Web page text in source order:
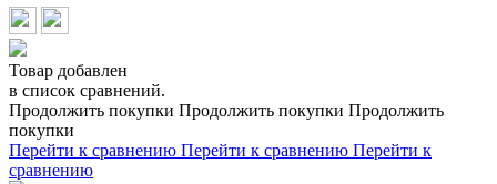
Товар добавлен
в список сравнений.
Продолжить покупки Продолжить покупки Продолжить
покупки
Перейти к сравнению Перейти к сравнению Перейти к
сравнению